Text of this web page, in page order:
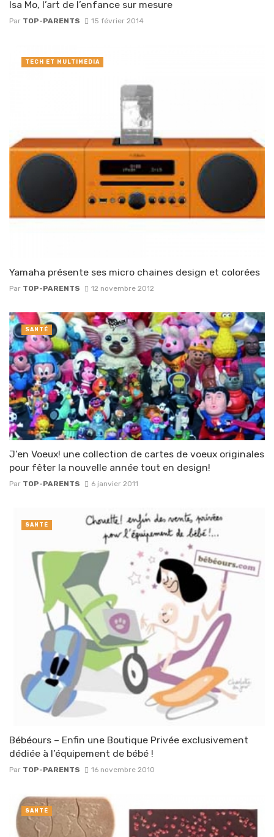
Isa Mo, l’art de l’enfance sur mesure
Par TOP-PARENTS 15 février 2014
Yamaha présente ses micro chaines design et colorées
Par TOP-PARENTS 12 novembre 2012
TECH ET MULTIMÉDIA
J’en Voeux! une collection de cartes de voeux originales
pour fêter la nouvelle année tout en design!
Par TOP-PARENTS 6 janvier 2011
SANTÉ
Bébéours – Enfin une Boutique Privée exclusivement
dédiée à l’équipement de bébé !
Par TOP-PARENTS 16 novembre 2010
SANTÉ
SANTÉ